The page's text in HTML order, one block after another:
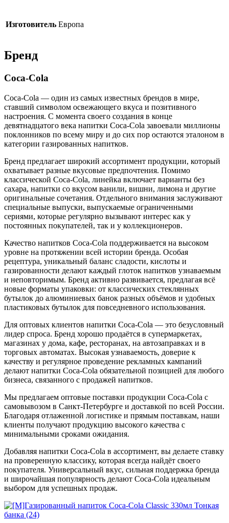
Изготовитель Европа
Бренд
Coca-Cola
Coca-Cola — один из самых известных брендов в мире,
ставший символом освежающего вкуса и позитивного
настроения. С момента своего создания в конце
девятнадцатого века напитки Coca-Cola завоевали миллионы
поклонников по всему миру и до сих пор остаются эталоном в
категории газированных напитков.
Бренд предлагает широкий ассортимент продукции, который
охватывает разные вкусовые предпочтения. Помимо
классической Coca-Cola, линейка включает варианты без
сахара, напитки со вкусом ванили, вишни, лимона и другие
оригинальные сочетания. Отдельного внимания заслуживают
специальные выпуски, выпускаемые ограниченными
сериями, которые регулярно вызывают интерес как у
постоянных покупателей, так и у коллекционеров.
Качество напитков Coca-Cola поддерживается на высоком
уровне на протяжении всей истории бренда. Особая
рецептура, уникальный баланс сладости, кислоты и
газированности делают каждый глоток напитков узнаваемым
и неповторимым. Бренд активно развивается, предлагая всё
новые форматы упаковки: от классических стеклянных
бутылок до алюминиевых банок разных объёмов и удобных
пластиковых бутылок для повседневного использования.
Для оптовых клиентов напитки Coca-Cola — это безусловный
лидер спроса. Бренд хорошо продаётся в супермаркетах,
магазинах у дома, кафе, ресторанах, на автозаправках и в
торговых автоматах. Высокая узнаваемость, доверие к
качеству и регулярное проведение рекламных кампаний
делают напитки Coca-Cola обязательной позицией для любого
бизнеса, связанного с продажей напитков.
Мы предлагаем оптовые поставки продукции Coca-Cola с
самовывозом в Санкт-Петербурге и доставкой по всей России.
Благодаря отлаженной логистике и прямым поставкам, наши
клиенты получают продукцию высокого качества с
минимальными сроками ожидания.
Добавляя напитки Coca-Cola в ассортимент, вы делаете ставку
на проверенную классику, которая всегда найдёт своего
покупателя. Универсальный вкус, сильная поддержка бренда
и широчайшая популярность делают Coca-Cola идеальным
выбором для успешных продаж.